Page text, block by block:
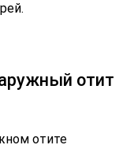
отит
отите